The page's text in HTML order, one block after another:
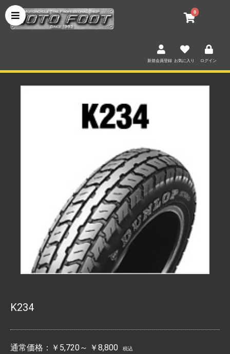
0
新規会員登録 お気に入り ログイン
K234
通常価格： ￥5,720～ ￥8,800 税込